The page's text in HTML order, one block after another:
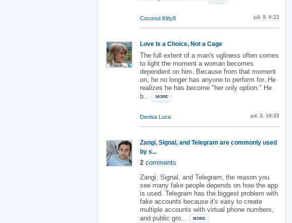
Coconut Kitty8 juil. 9, 6:22
Love Is a Choice, Not a Cage
The full extent of a man's ugliness often comes
to light the moment a woman becomes
dependent on him. Because from that moment
on, he no longer has anyone to perform for. He
realizes he has become "her only option." He
b...
MORE: LOVE IS A CHOICE, NOT A CAGE
Denisa Luca juil. 3, 18:33
Zangi, Signal, and Telegram are commonly used
by s...
2 comments
​Zangi, Signal, and Telegram, the reason you
see many fake people depends on how the app
is used. Telegram has the biggest problem with
fake accounts because it's easy to create
multiple accounts with virtual phone numbers,
and public gro...
MORE: ZANGI, SIGNAL, AND TELEGRAM ARE